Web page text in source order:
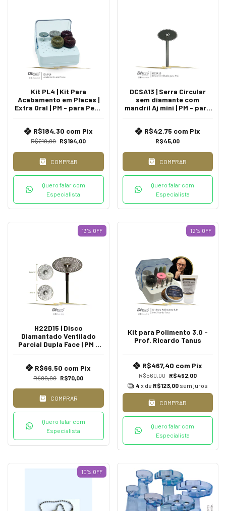
Kit PL4 | Kit Para
Acabamento em Placas |
Extra Oral | PM - para Peça
R$210,00 R$194,00
R$184,30 com Pix
COMPRAR
Quero falar com
Especialista
DCSA13 | Serra Circular
sem diamante com
mandril Aj mini | PM - para
R$45,00
R$42,75 com Pix
COMPRAR
Quero falar com
Especialista
13% OFF
H22D15 | Disco
Diamantado Ventilado
Parcial Dupla Face | PM -
R$80,00 R$70,00
R$66,50 com Pix
COMPRAR
Quero falar com
Especialista
12% OFF
Kit para Polimento 3.0 -
Prof. Ricardo Tanus
R$560,00 R$492,00
R$467,40 com Pix
4 x de R$123,00 sem juros
COMPRAR
Quero falar com
Especialista
10% OFF